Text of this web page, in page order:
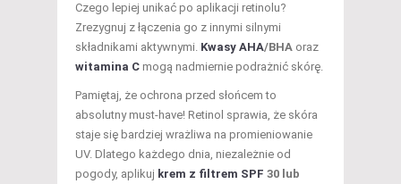
Czego lepiej unikać po aplikacji retinolu?
Zrezygnuj z łączenia go z innymi silnymi
składnikami aktywnymi. Kwasy AHA/BHA oraz
witamina C mogą nadmiernie podrażnić skórę.
Pamiętaj, że ochrona przed słońcem to
absolutny must-have! Retinol sprawia, że skóra
staje się bardziej wrażliwa na promieniowanie
UV. Dlatego każdego dnia, niezależnie od
pogody, aplikuj krem z filtrem SPF 30 lub